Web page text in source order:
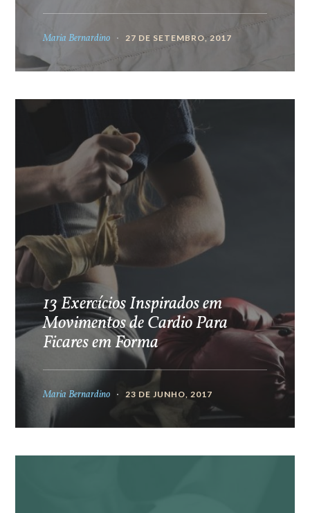
Maria Bernardino 27 DE SETEMBRO, 2017
13 Exercícios Inspirados em
Movimentos de Cardio Para
Ficares em Forma
Maria Bernardino 23 DE JUNHO, 2017